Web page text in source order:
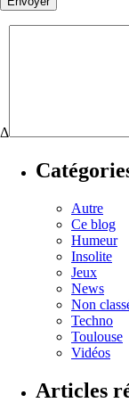
Δ
Autre
Ce blog
Humeur
Insolite
Jeux
News
Non
Techno
Toulouse
Vidéos
Articles